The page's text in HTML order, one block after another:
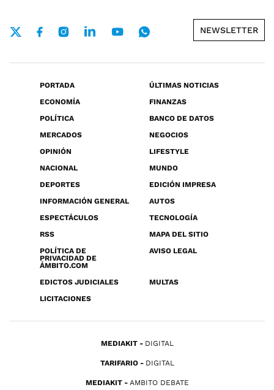
NEWSLETTER
PORTADA
ÚLTIMAS NOTICIAS
ECONOMÍA
FINANZAS
POLÍTICA
BANCO DE DATOS
MERCADOS
NEGOCIOS
OPINIÓN
LIFESTYLE
NACIONAL
MUNDO
DEPORTES
EDICIÓN IMPRESA
INFORMACIÓN GENERAL
AUTOS
ESPECTÁCULOS
TECNOLOGÍA
RSS
MAPA DEL SITIO
POLÍTICA DE
PRIVACIDAD DE
ÁMBITO.COM
AVISO LEGAL
EDICTOS JUDICIALES
MULTAS
LICITACIONES
MEDIAKIT DIGITAL
TARIFARIO DIGITAL
MEDIAKIT AMBITO DEBATE